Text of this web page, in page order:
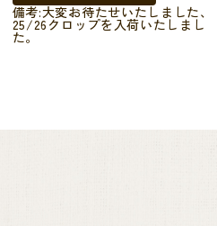
備考:大変お待たせいたしました、
25/26クロップを入荷いたしまし
た。